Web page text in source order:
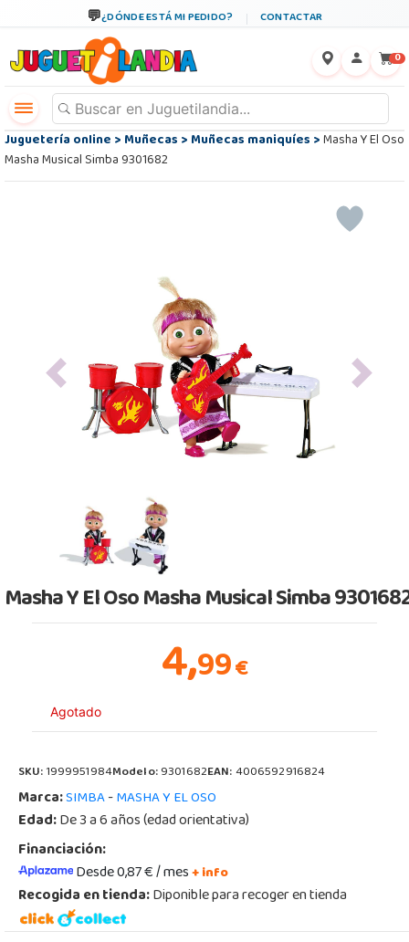
¿DÓNDE ESTÁ MI PEDIDO? CONTACTAR
0
Juguetería online>Muñecas>Muñecas maniquíes>Masha Y El Oso
Masha Musical Simba 9301682
Previous Next
Masha Y El Oso Masha Musical Simba
4,99€
Agotado
SKU:1999951984Modelo:9301682EAN:4006592916824
Marca:SIMBA-MASHA Y EL OSO
Edad:De 3 a 6 años (edad orientativa)
Financiación:
Desde 0,87 € / mes+ info
Recogida en tienda:Diponible para recoger en tienda